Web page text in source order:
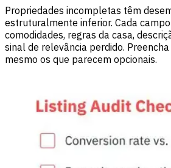
Propriedades incompletas têm
estruturalmente inferior. Cada
comodidades, regras da casa,
sinal de relevância perdido.
mesmo os que parecem opcionais.